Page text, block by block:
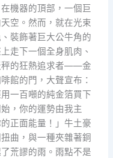
機器的頂部，一個巨
空。然而，就在光束
裝飾著巨大公牛角的
走下一個全身肌肉、
秤的狂熱追求者——金
館的門，大聲宣布：
一百噸的純金箔買下
，你的運勢由我主
正面能量！」牛土豪
曲，與一種夾雜著銅
荒謬的雨。雨點不是